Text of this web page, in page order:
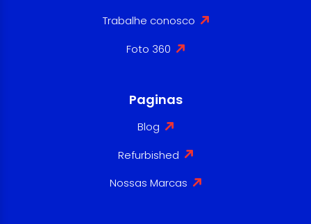
Trabalhe conosco
Foto 360
Paginas
Blog
Refurbished
Nossas Marcas